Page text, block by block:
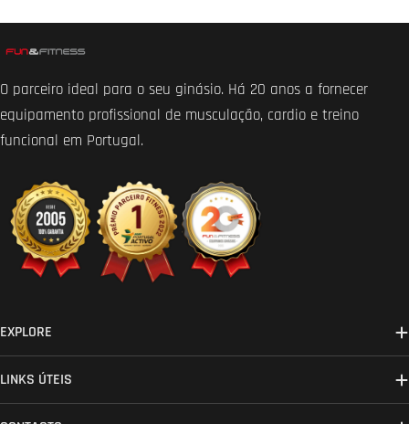
O parceiro ideal para o seu ginásio. Há 20 anos a fornecer
equipamento profissional de musculação, cardio e treino
funcional em Portugal.
EXPLORE
LINKS ÚTEIS